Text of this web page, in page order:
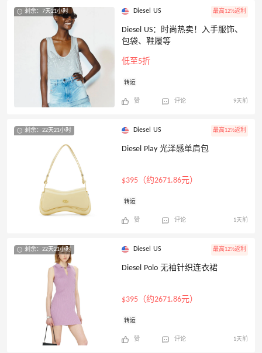
剩余：7天21小时 Diesel US 最高12%返利
Diesel US：时尚热卖！入手服饰、
包袋、鞋履等
低至5折
转运
赞 评论 9天前
剩余：22天21小时 Diesel US 最高12%返利
Diesel Play 光泽感单肩包
$395（约2671.86元）
转运
赞 评论 1天前
剩余：22天21小时 Diesel US 最高12%返利
Diesel Polo 无袖针织连衣裙
$395（约2671.86元）
转运
赞 评论 1天前